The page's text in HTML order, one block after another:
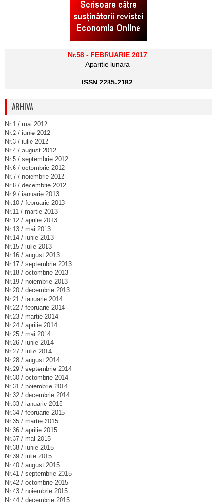
Nr.58 - FEBRUARIE 2017
Aparitie lunara
ISSN 2285-2182
ARHIVA
Nr.1 / mai 2012
Nr.2 / iunie 2012
Nr.3 / iulie 2012
Nr.4 / august 2012
Nr.5 / septembrie 2012
Nr.6 / octombrie 2012
Nr.7 / noiembrie 2012
Nr.8 / decembrie 2012
Nr.9 / ianuarie 2013
Nr.10 / februarie 2013
Nr.11 / martie 2013
Nr.12 / aprilie 2013
Nr.13 / mai 2013
Nr.14 / iunie 2013
Nr.15 / iulie 2013
Nr.16 / august 2013
Nr.17 / septembrie 2013
Nr.18 / octombrie 2013
Nr.19 / noiembrie 2013
Nr.20 / decembrie 2013
Nr.21 / ianuarie 2014
Nr.22 / februarie 2014
Nr.23 / martie 2014
Nr.24 / aprilie 2014
Nr.25 / mai 2014
Nr.26 / iunie 2014
Nr.27 / iulie 2014
Nr.28 / august 2014
Nr.29 / septembrie 2014
Nr.30 / octombrie 2014
Nr.31 / noiembrie 2014
Nr.32 / decembrie 2014
Nr.33 / ianuarie 2015
Nr.34 / februarie 2015
Nr.35 / martie 2015
Nr.36 / aprilie 2015
Nr.37 / mai 2015
Nr.38 / iunie 2015
Nr.39 / iulie 2015
Nr.40 / august 2015
Nr.41 / septembrie 2015
Nr.42 / octombrie 2015
Nr.43 / noiembrie 2015
Nr.44 / decembrie 2015